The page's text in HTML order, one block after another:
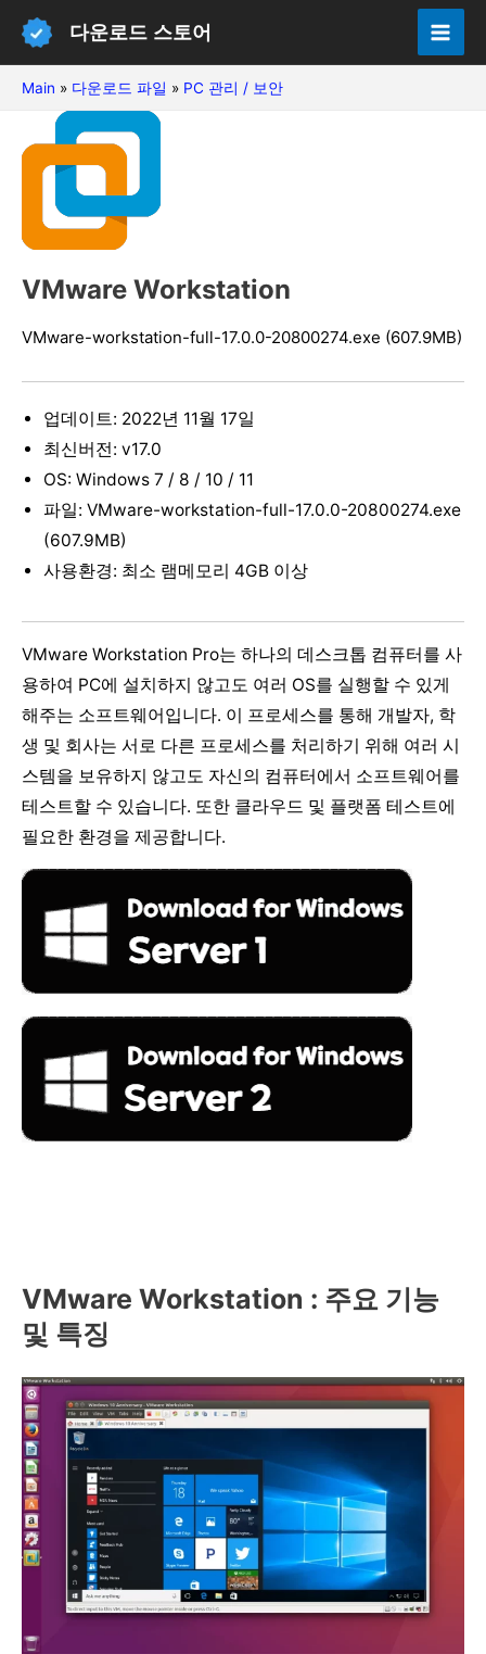
다운로드 스토어
Main » 다운로드 파일 » PC 관리 / 보안
VMware Workstation
VMware-workstation-full-17.0.0-20800274.exe (607.9MB)
업데이트: 2022년 11월 17일
최신버전: v17.0
OS: Windows 7 / 8 / 10 / 11
파일: VMware-workstation-full-17.0.0-20800274.exe
(607.9MB)
사용환경: 최소 램메모리 4GB 이상
VMware Workstation Pro는 하나의 데스크톱 컴퓨터를 사
용하여 PC에 설치하지 않고도 여러 OS를 실행할 수 있게
해주는 소프트웨어입니다. 이 프로세스를 통해 개발자, 학
생 및 회사는 서로 다른 프로세스를 처리하기 위해 여러 시
스템을 보유하지 않고도 자신의 컴퓨터에서 소프트웨어를
테스트할 수 있습니다. 또한 클라우드 및 플랫폼 테스트에
필요한 환경을 제공합니다.
VMware Workstation : 주요 기능
및 특징